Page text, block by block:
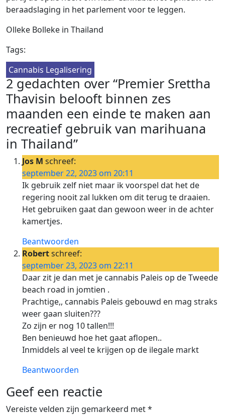
beraadslaging in het parlement voor te leggen.
Olleke Bolleke in Thailand
Tags:
Cannabis Legalisering
2 gedachten over “Premier Srettha
Thavisin belooft binnen zes
maanden een einde te maken aan
recreatief gebruik van marihuana
in Thailand”
Jos M schreef:
september 22, 2023 om 20:11
Ik gebruik zelf niet maar ik voorspel dat het de
regering nooit zal lukken om dit terug te draaien.
Het gebruiken gaat dan gewoon weer in de achter
kamertjes.
Beantwoorden
Robertschreef:
september 23, 2023 om 22:11
Daar zit je dan met je cannabis Paleis op de Tweede
beach road in jomtien .
Prachtige,, cannabis Paleis gebouwd en mag straks
weer gaan sluiten???
Zo zijn er nog 10 tallen!!!
Ben benieuwd hoe het gaat aflopen..
Inmiddels al veel te krijgen op de ilegale markt
Beantwoorden
Geef een reactie
Vereiste velden zijn gemarkeerd met*